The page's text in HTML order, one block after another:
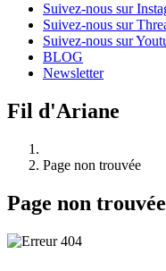
Suivez-nous sur
Suivez-nous sur
Suivez-nous sur
BLOG
Newsletter
Fil d'Ariane
Page non trouvée
Page non trouvée